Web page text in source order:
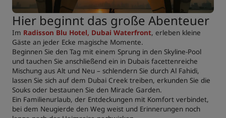
Hier beginnt das große Abenteuer
Im Radisson Blu Hotel, Dubai Waterfront, erleben kleine
Gäste an jeder Ecke magische Momente.
Beginnen Sie den Tag mit einem Sprung in den Skyline-Pool
und tauchen Sie anschließend ein in Dubais facettenreiche
Mischung aus Alt und Neu – schlendern Sie durch Al Fahidi,
lassen Sie sich auf dem Dubai Creek treiben, erkunden Sie die
Souks oder bestaunen Sie den Miracle Garden.
Ein Familienurlaub, der Entdeckungen mit Komfort verbindet,
bei dem Neugierde den Weg weist und Erinnerungen noch